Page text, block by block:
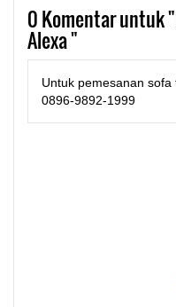
0Komentar untuk
Alexa "
Untuk pemesanan
0896-9892-1999